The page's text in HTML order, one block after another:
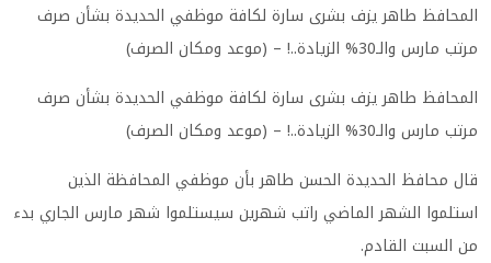
المحافظ طاهر يزف بشرى سارة لكافة موظفي الحديدة بشأن صرف
مرتب مارس والـ30% الزيادة..! – (موعد ومكان الصرف)
المحافظ طاهر يزف بشرى سارة لكافة موظفي الحديدة بشأن صرف
مرتب مارس والـ30% الزيادة..! – (موعد ومكان الصرف)
قال محافظ الحديدة الحسن طاهر بأن موظفي المحافظة الذين
استلموا الشهر الماضي راتب شهرين سيستلموا شهر مارس الجاري بدء
من السبت القادم.